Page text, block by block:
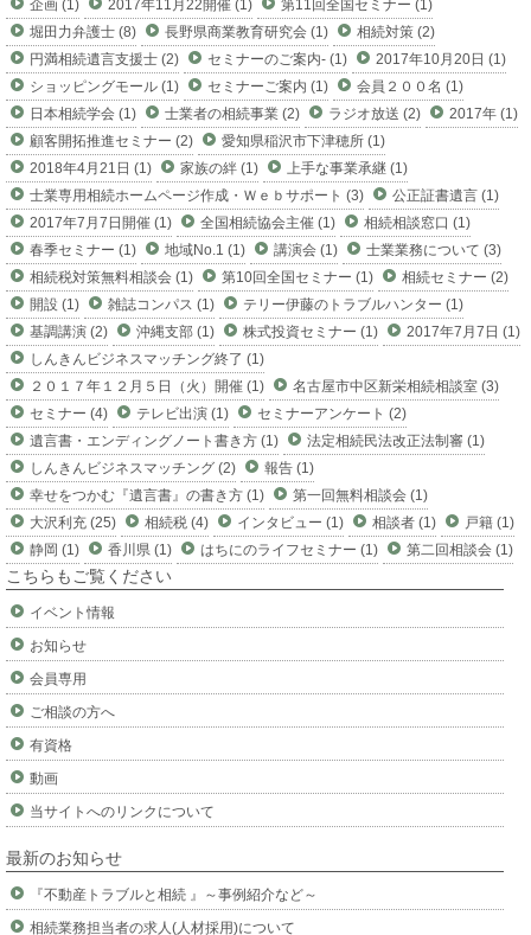
企画 (1)
2017年11月22開催 (1)
第11回全国セミナー (1)
堀田力弁護士 (8)
長野県商業教育研究会 (1)
相続対策 (2)
円満相続遺言支援士 (2)
セミナーのご案内- (1)
2017年10月20日 (1)
ショッピングモール (1)
セミナーご案内 (1)
会員２００名 (1)
日本相続学会 (1)
士業者の相続事業 (2) ラジオ放送 (2)
2017年 (1)
顧客開拓推進セミナー (2)
愛知県稲沢市下津穂所 (1)
2018年4月21日 (1)
家族の絆 (1)
上手な事業承継 (1)
士業専用相続ホームページ作成・Ｗｅｂサポート (3)
公正証書遺言 (1)
2017年7月7日開催 (1)
全国相続協会主催 (1)
相続相談窓口 (1)
春季セミナー (1)
地域No.1 (1) 講演会 (1)
士業業務について (3)
相続税対策無料相談会 (1)
第10回全国セミナー (1)
相続セミナー (2)
開設 (1)
雑誌コンパス (1)
テリー伊藤のトラブルハンター (1)
基調講演 (2)
沖縄支部 (1) 株式投資セミナー (1)
2017年7月7日 (1)
しんきんビジネスマッチング終了 (1)
２０１７年１２月５日（火）開催 (1)
名古屋市中区新栄相続相談室 (3)
セミナー (4)
テレビ出演 (1)
セミナーアンケート (2)
遺言書・エンディングノート書き方 (1)
法定相続民法改正法制審 (1)
しんきんビジネスマッチング (2)
報告 (1)
幸せをつかむ『遺言書』の書き方 (1)
第一回無料相談会 (1)
大沢利充 (25)
相続税 (4) インタビュー (1) 相談者 (1)
戸籍 (1)
静岡 (1)
香川県 (1) はちにのライフセミナー (1) 第二回相談会 (1)
こちらもご覧ください
イベント情報
お知らせ
会員専用
ご相談の方へ
有資格
動画
当サイトへのリンクについて
最新のお知らせ
『不動産トラブルと相続 』～事例紹介など～
相続業務担当者の求人(人材採用)について